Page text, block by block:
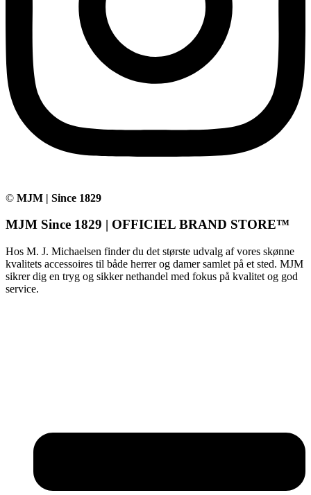
© MJM | Since 1829
MJM Since 1829 | OFFICIEL BRAND STORE™
Hos M. J. Michaelsen finder du det største udvalg af vores skønne
kvalitets accessoires til både herrer og damer samlet på et sted. MJM
sikrer dig en tryg og sikker nethandel med fokus på kvalitet og god
service.